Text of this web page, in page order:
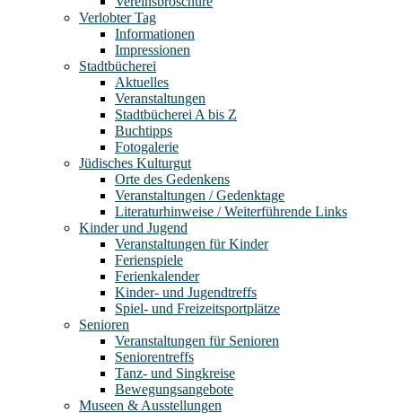
Verlobter Tag
Informationen
Impressionen
Stadtbücherei
Aktuelles
Veranstaltungen
Stadtbücherei A bis Z
Buchtipps
Fotogalerie
Jüdisches Kulturgut
Orte des Gedenkens
Veranstaltungen / Gedenktage
Literaturhinweise / Weiterführende Links
Kinder und Jugend
Veranstaltungen für Kinder
Ferienspiele
Ferienkalender
Kinder- und Jugendtreffs
Spiel- und Freizeitsportplätze
Senioren
Veranstaltungen für Senioren
Seniorentreffs
Tanz- und Singkreise
Bewegungsangebote
Museen & Ausstellungen